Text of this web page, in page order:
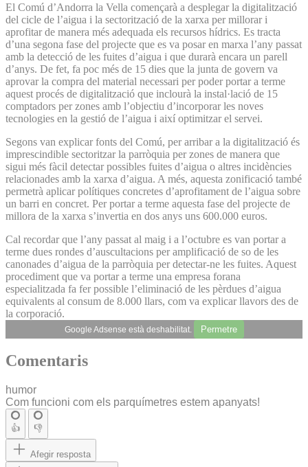
El Comú d’Andorra la Vella començarà a desplegar la digitalització
del cicle de l’aigua i la sectorització de la xarxa per millorar i
aprofitar de manera més adequada els recursos hídrics. Es tracta
d’una segona fase del projecte que es va posar en marxa l’any passat
amb la detecció de les fuites d’aigua i que durarà encara un parell
d’anys. De fet, fa poc més de 15 dies que la junta de govern va
aprovar la compra del material necessari per poder portar a terme
aquest procés de digitalització que inclourà la instal·lació de 15
comptadors per zones amb l’objectiu d’incorporar les noves
tecnologies en la gestió de l’aigua i així optimitzar el servei.
Segons van explicar fonts del Comú, per arribar a la digitalització és
imprescindible sectoritzar la parròquia per zones de manera que
sigui més fàcil detectar possibles fuites d’aigua o altres incidències
relacionades amb la xarxa d’aigua. A més, aquesta zonificació també
permetrà aplicar polítiques concretes d’aprofitament de l’aigua sobre
un barri en concret. Per portar a terme aquesta fase del projecte de
millora de la xarxa s’invertia en dos anys uns 600.000 euros.
Cal recordar que l’any passat al maig i a l’octubre es van portar a
terme dues rondes d’auscultacions per amplificació de so de les
canonades d’aigua de la parròquia per detectar-ne les fuites. Aquest
procediment que va portar a terme una empresa forana
especialitzada fa fer possible l’eliminació de les pèrdues d’aigua
equivalents al consum de 8.000 llars, com va explicar llavors des de
la corporació.
Google Adsense està deshabilitat. Permetre
Comentaris
humor
Com funcioni com els parquímetres estem apanyats!
👍 👎
Afegir resposta